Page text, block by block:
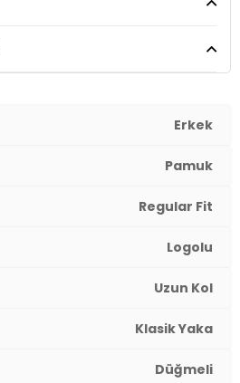
Erkek
Pamuk
Regular Fit
Logolu
Uzun Kol
Klasik Yaka
Düğmeli